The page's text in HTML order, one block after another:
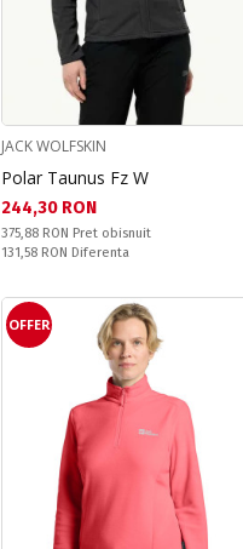
JACK WOLFSKIN
Polar Taunus Fz W
Текуща цена:
244,30 RON
Pret obisnuit:
375,88 RON Pret obisnuit
Спестявате:
131,58 RON Diferenta
OFFER